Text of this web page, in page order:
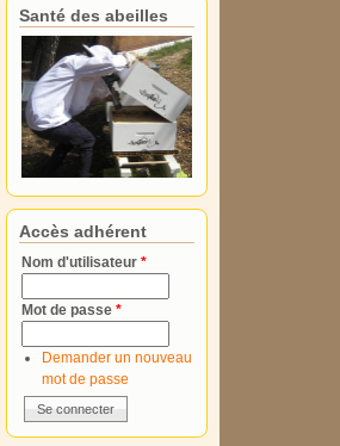
Santé des abeilles
Accès adhérent
Nom d'utilisateur *
Mot de passe *
Demander un nouveau
mot de passe